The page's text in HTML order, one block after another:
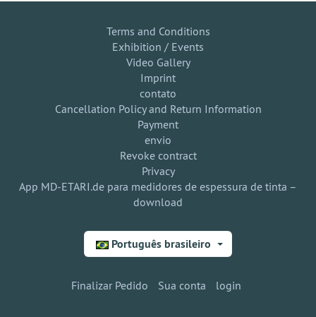
Terms and Conditions
Exhibition / Events
Video Gallery
Imprint
contato
Cancellation Policy and Return Information
Payment
envio
Revoke contract
Privacy
App MD-ETARI.de para medidores de espessura de tinta –
download
Português brasileiro
Finalizar Pedido Sua conta login